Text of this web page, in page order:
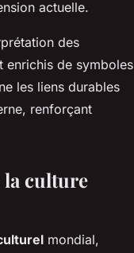
actuelle.
des
enrichis de symboles
les liens durables
renforçant
la culture
mondial,